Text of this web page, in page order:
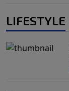
LIFESTYLE